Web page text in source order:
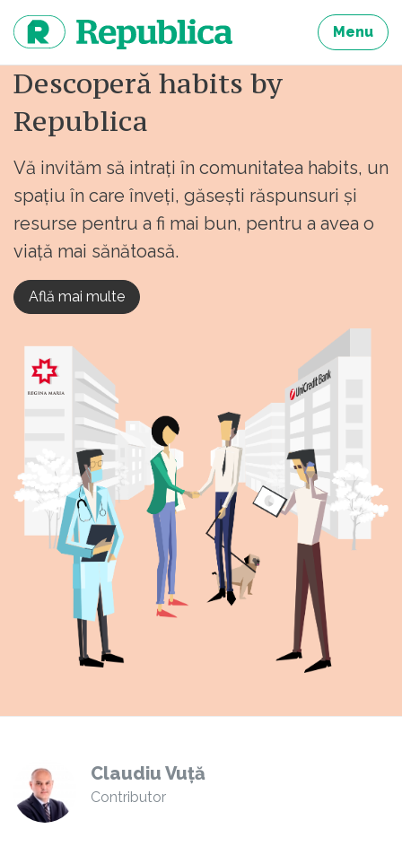
continut
Menu
Descoperă habits by
Republica
Vă invităm să intrați în comunitatea habits, un
spațiu în care înveți, găsești răspunsuri și
resurse pentru a fi mai bun, pentru a avea o
viață mai sănătoasă.
Află mai multe
Claudiu Vuță
Contributor